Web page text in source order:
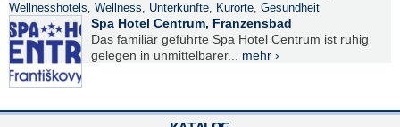
Wellnesshotels
Wellness Unterkünfte Kurorte Gesundheit
Spa Hotel Centrum, Franzensbad
Das familiär geführte Spa Hotel Centrum ist ruhig
gelegen in unmittelbarer... mehr ›